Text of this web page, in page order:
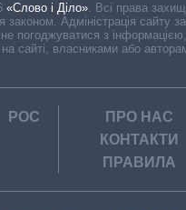
«Слово і Діло». Всі права
законом. Адміністрація сайту
погоджуватися з
сайті, власниками або
РОС
ПРО НАС
КОНТАКТИ
ПРАВИЛА